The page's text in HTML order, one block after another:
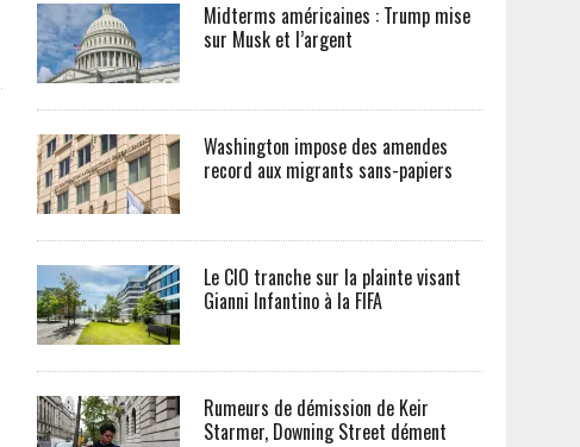
Midterms américaines : Trump mise
sur Musk et l’argent
Washington impose des amendes
record aux migrants sans-papiers
Le CIO tranche sur la plainte visant
Gianni Infantino à la FIFA
Rumeurs de démission de Keir
Starmer, Downing Street dément